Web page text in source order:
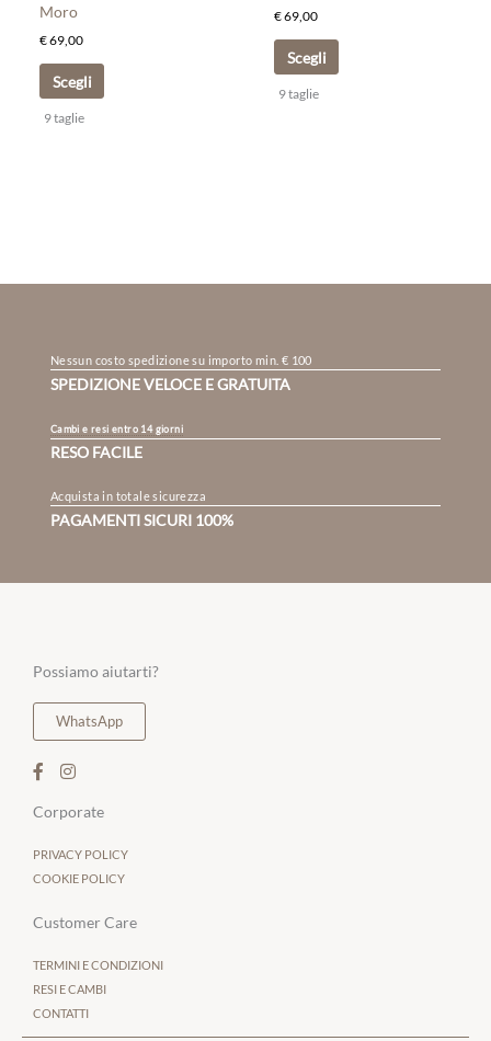
Moro
€69,00
Scegli
9 taglie
€69,00
Scegli
9 taglie
Nessun costo spedizione su importo min. € 100
SPEDIZIONE VELOCE E GRATUITA
Cambi e resi entro 14 giorni
RESO FACILE
Acquista in totale sicurezza
PAGAMENTI SICURI 100%
Possiamo aiutarti?
WhatsApp
Corporate
PRIVACY POLICY
COOKIE POLICY
Customer Care
TERMINI E CONDIZIONI
RESI E CAMBI
CONTATTI